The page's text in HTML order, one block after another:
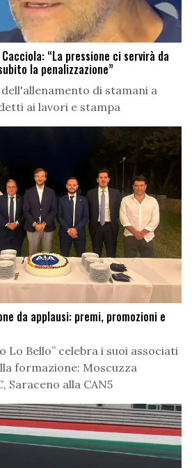
“La pressione ci servirà da
la penalizzazione”
di stamani a
ai lavori e stampa
da applausi: premi, promozioni e
Lo Bello” celebra i suoi associati
formazione: Moscuzza
Saraceno alla CAN5